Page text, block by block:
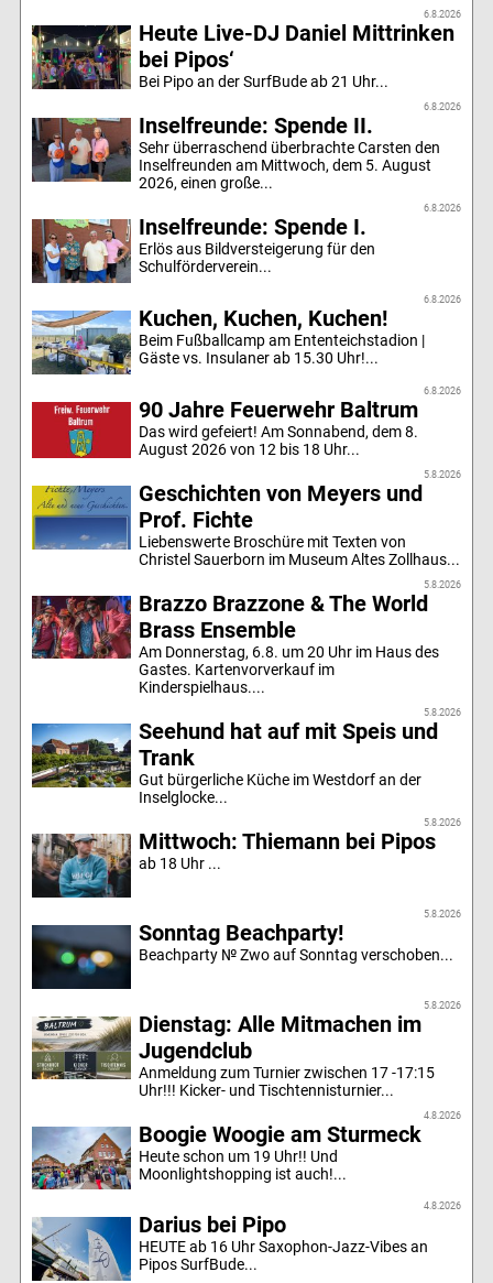
6.8.2026
Heute Live-DJ Daniel Mittrinken
bei Pipos‘
Bei Pipo an der SurfBude ab 21 Uhr...
6.8.2026
Inselfreunde: Spende II.
Sehr überraschend überbrachte Carsten den
Inselfreunden am Mittwoch, dem 5. August
2026, einen große...
6.8.2026
Inselfreunde: Spende I.
Erlös aus Bildversteigerung für den
Schulförderverein...
6.8.2026
Kuchen, Kuchen, Kuchen!
Beim Fußballcamp am Ententeichstadion |
Gäste vs. Insulaner ab 15.30 Uhr!...
6.8.2026
90 Jahre Feuerwehr Baltrum
Das wird gefeiert! Am Sonnabend, dem 8.
August 2026 von 12 bis 18 Uhr...
5.8.2026
Geschichten von Meyers und
Prof. Fichte
Liebenswerte Broschüre mit Texten von
Christel Sauerborn im Museum Altes Zollhaus...
5.8.2026
Brazzo Brazzone & The World
Brass Ensemble
Am Donnerstag, 6.8. um 20 Uhr im Haus des
Gastes. Kartenvorverkauf im
Kinderspielhaus....
5.8.2026
Seehund hat auf mit Speis und
Trank
Gut bürgerliche Küche im Westdorf an der
Inselglocke...
5.8.2026
Mittwoch: Thiemann bei Pipos
ab 18 Uhr ...
5.8.2026
Sonntag Beachparty!
Beachparty № Zwo auf Sonntag verschoben...
5.8.2026
Dienstag: Alle Mitmachen im
Jugendclub
Anmeldung zum Turnier zwischen 17 -17:15
Uhr!!! Kicker- und Tischtennisturnier...
4.8.2026
Boogie Woogie am Sturmeck
Heute schon um 19 Uhr!! Und
Moonlightshopping ist auch!...
4.8.2026
Darius bei Pipo
HEUTE ab 16 Uhr Saxophon-Jazz-Vibes an
Pipos SurfBude...